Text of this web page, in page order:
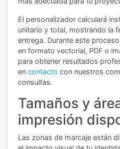
El personalizador calculará
unitario y total, mostrando la
entrega. Durante este
en formato vectorial, PDF o
para obtener resultados
en contacto con nuestros
consultas.
Tamaños y
impresión
Las zonas de marcaje están